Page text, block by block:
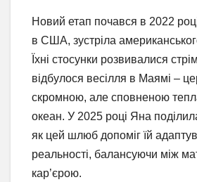
Новий етап почався в 2022
в США, зустріла
Їхні стосунки розвивалися
відбулося весілля в Маямі –
скромною, але сповненою
океан. У 2025 році Яна
як цей шлюб допоміг їй
реальності, балансуючи між
кар’єрою.